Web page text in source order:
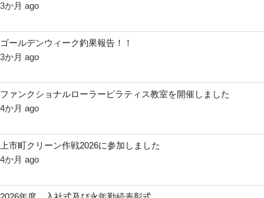
3か月 ago
ゴールデンウィーク釣果報告！！
3か月 ago
ファンクショナルローラーピラティス教室を開催しました
4か月 ago
上市町クリーン作戦2026に参加しました
4か月 ago